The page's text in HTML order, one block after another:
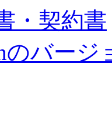
・契約書
のバー